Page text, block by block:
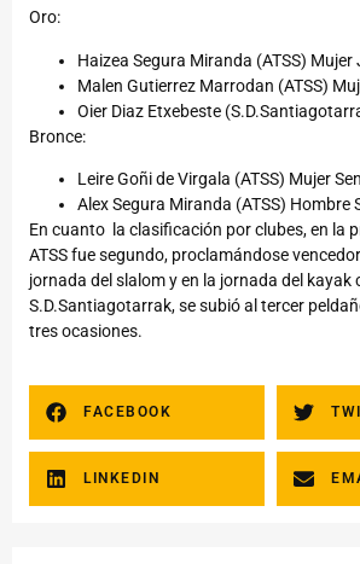
Oro:
Haizea Segura Miranda (ATSS) Mujer
Malen Gutierrez Marrodan (ATSS)
Oier Diaz Etxebeste
Bronce:
Leire Goñi de Virgala (ATSS) Mujer
Alex Segura Miranda (ATSS) Hombre
En cuanto la clasificación por clubes, en la
ATSS fue segundo, proclamándose
jornada del slalom y en la jornada del kayak
S.D.Santiagotarrak, se subió al tercer
tres ocasiones.
FACEBOOK
LINKEDIN